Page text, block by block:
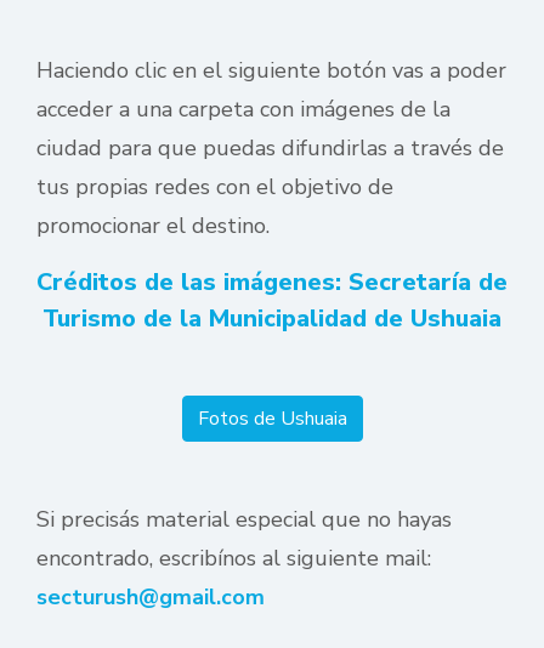
Haciendo clic en el siguiente botón vas a poder
acceder a una carpeta con imágenes de la
ciudad para que puedas difundirlas a través de
tus propias redes con el objetivo de
promocionar el destino.
Créditos de las imágenes: Secretaría de
Turismo de la Municipalidad de Ushuaia
Fotos de Ushuaia
Si precisás material especial que no hayas
encontrado, escribínos al siguiente mail:
secturush@gmail.com